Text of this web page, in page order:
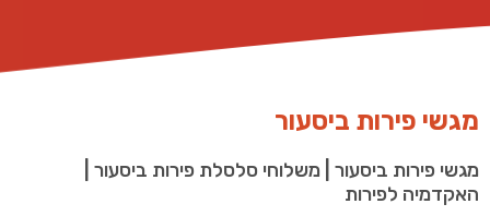
מגשי פירות ביסעור
מגשי פירות ביסעור | משלוחי סלסלת פירות ביסעור |
האקדמיה לפירות